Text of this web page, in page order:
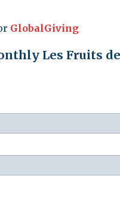
GlobalGiving
Les Fruits